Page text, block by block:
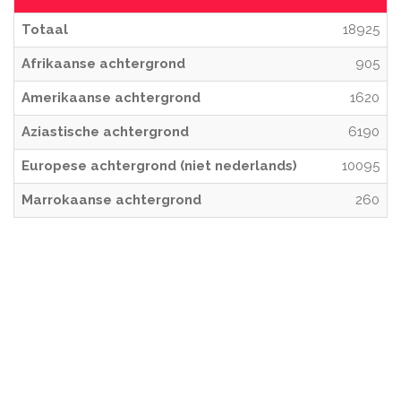
Totaal 18925
Afrikaanse achtergrond 905
Amerikaanse achtergrond 1620
Aziastische achtergrond 6190
Europese achtergrond (niet nederlands) 10095
Marrokaanse achtergrond 260